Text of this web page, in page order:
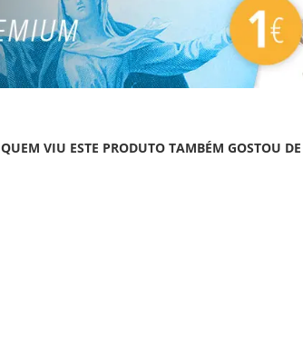
QUEM VIU ESTE PRODUTO TAMBÉM GOSTOU DE